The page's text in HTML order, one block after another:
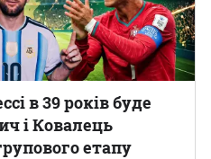
в 39 років буде
і Ковалець
етапу